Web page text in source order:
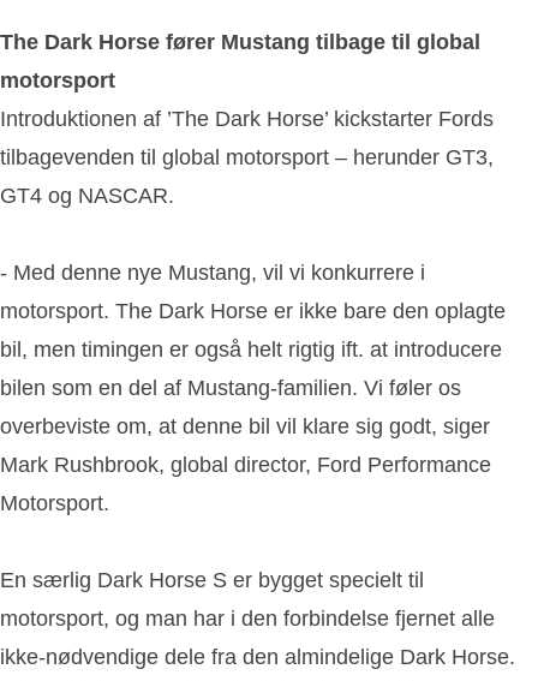
The Dark Horse fører Mustang tilbage til global
motorsport
Introduktionen af ’The Dark Horse’ kickstarter Fords
tilbagevenden til global motorsport – herunder GT3,
GT4 og NASCAR.
- Med denne nye Mustang, vil vi konkurrere i
motorsport. The Dark Horse er ikke bare den oplagte
bil, men timingen er også helt rigtig ift. at introducere
bilen som en del af Mustang-familien. Vi føler os
overbeviste om, at denne bil vil klare sig godt, siger
Mark Rushbrook, global director, Ford Performance
Motorsport.
En særlig Dark Horse S er bygget specielt til
motorsport, og man har i den forbindelse fjernet alle
ikke-nødvendige dele fra den almindelige Dark Horse.